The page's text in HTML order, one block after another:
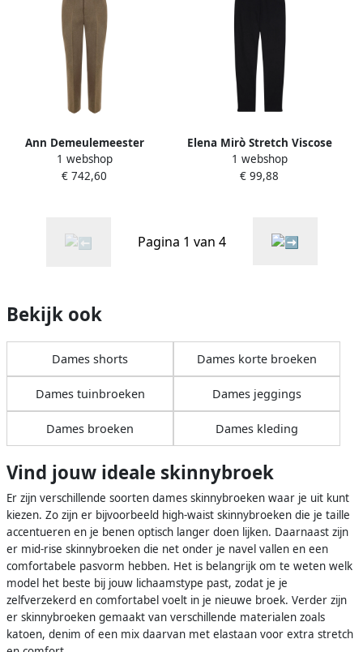
Ann Demeulemeester
Groene Cropped Skinny
Broek Green Dames
1 webshop
€ 742,60
Elena Mirò Stretch Viscose
Skinny Broek Black Dames
1 webshop
€ 99,88
Pagina 1 van 4
Bekijk ook
Dames shorts Dames korte broeken
Dames tuinbroeken Dames jeggings
Dames broeken Dames kleding
Vind jouw ideale skinnybroek
Er zijn verschillende soorten dames skinnybroeken waar je uit kunt
kiezen. Zo zijn er bijvoorbeeld high-waist skinnybroeken die je taille
accentueren en je benen optisch langer doen lijken. Daarnaast zijn
er mid-rise skinnybroeken die net onder je navel vallen en een
comfortabele pasvorm hebben. Het is belangrijk om te weten welk
model het beste bij jouw lichaamstype past, zodat je je
zelfverzekerd en comfortabel voelt in je nieuwe broek. Verder zijn
er skinnybroeken gemaakt van verschillende materialen zoals
katoen, denim of een mix daarvan met elastaan voor extra stretch